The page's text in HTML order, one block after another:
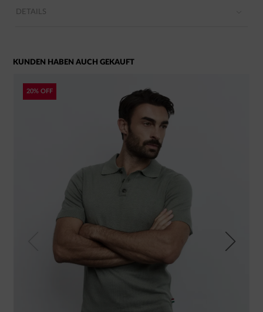
DETAILS
KUNDEN HABEN AUCH GEKAUFT
20% OFF
Next